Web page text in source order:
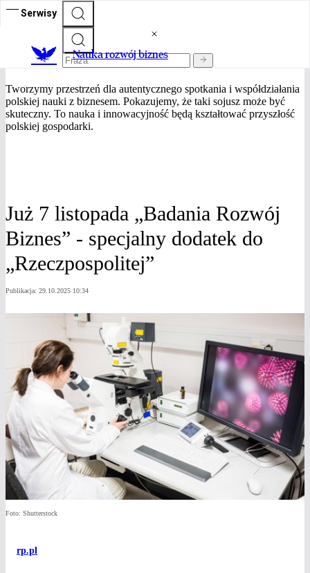
Serwisy
Nauka rozwój biznes
Nauka Rozwój Biznes
Tworzymy przestrzeń dla autentycznego spotkania i współdziałania
polskiej nauki z biznesem. Pokazujemy, że taki sojusz może być
skuteczny. To nauka i innowacyjność będą kształtować przyszłość
polskiej gospodarki.
Już 7 listopada „Badania Rozwój
Biznes” - specjalny dodatek do
„Rzeczpospolitej”
Publikacja: 29.10.2025 10:34
Foto: Shutterstock
rp.pl